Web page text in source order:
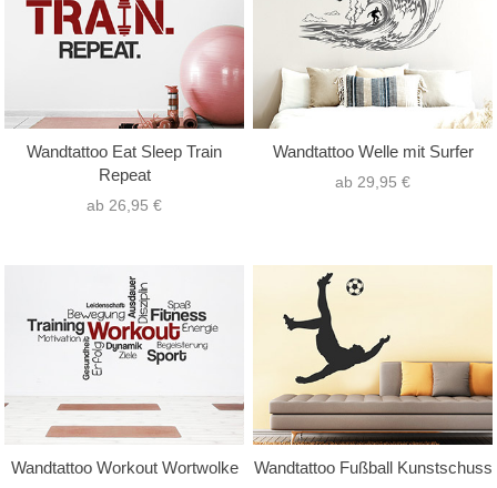
Wandtattoo Eat Sleep Train
Repeat
ab 26,95 €
Wandtattoo Welle mit Surfer
ab 29,95 €
Wandtattoo Workout Wortwolke Wandtattoo Fußball Kunstschuss